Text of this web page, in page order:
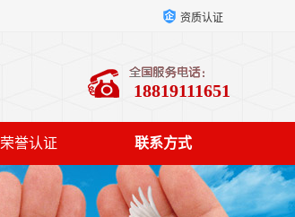
资质认证
18819111651
荣誉认证 联系方式